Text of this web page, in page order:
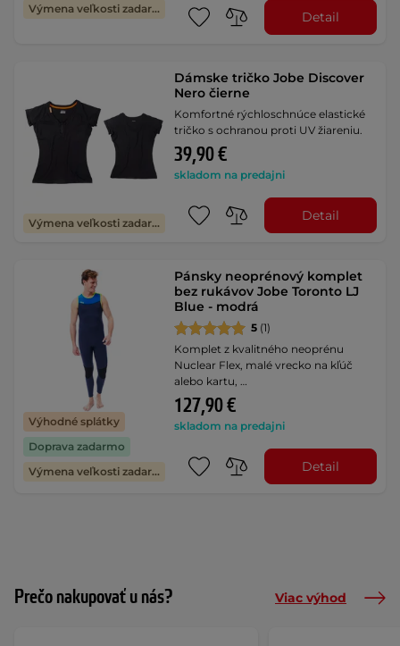
Výmena veľkosti zadarmo
Detail
Výmena veľkosti zadarmo
Dámske tričko Jobe Discover
Nero čierne
Komfortné rýchloschnúce elastické
tričko s ochranou proti UV žiareniu.
39,90 €
skladom na predajni
Detail
Výhodné splátky
Doprava zadarmo
Výmena veľkosti zadarmo
Pánsky neoprénový komplet
bez rukávov Jobe Toronto LJ
Blue - modrá
5 (1)
Komplet z kvalitného neoprénu
Nuclear Flex, malé vrecko na kľúč
alebo kartu, …
127,90 €
skladom na predajni
Detail
Prečo nakupovať u nás? Viac výhod